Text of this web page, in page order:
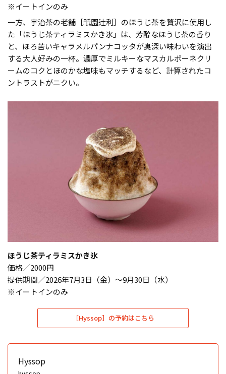
※イートインのみ
一方、宇治茶の老舗［祇園辻利］のほうじ茶を贅沢に使用し
た「ほうじ茶ティラミスかき氷」は、芳醇なほうじ茶の香り
と、ほろ苦いキャラメルパンナコッタが奥深い味わいを演出
する大人好みの一杯。濃厚でミルキーなマスカルポーネクリ
ームのコクとほのかな塩味もマッチするなど、計算されたコ
ントラストがニクい。
ほうじ茶ティラミスかき氷
価格／2000円
提供期間／2026年7月3日（金）～9月30日（水）
※イートインのみ
［Hyssop］の予約はこちら
Hyssop